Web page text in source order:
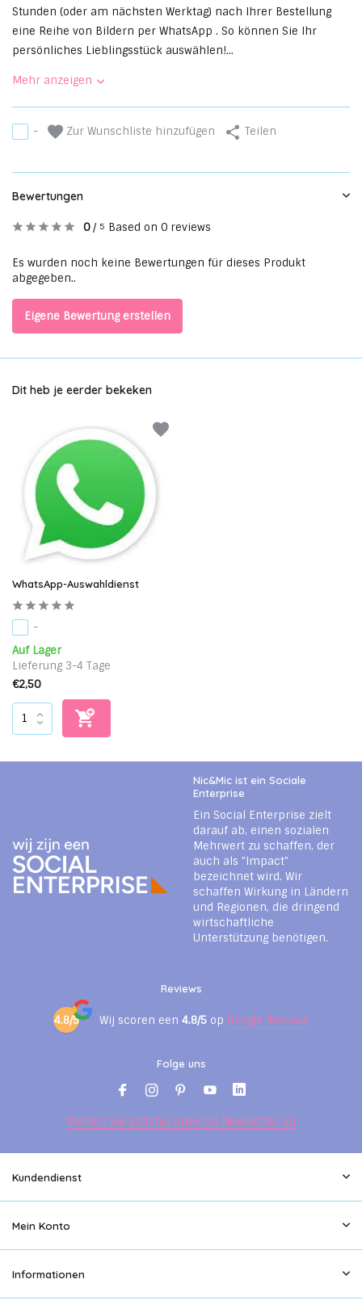
Stunden (oder am nächsten Werktag) nach Ihrer Bestellung
eine Reihe von Bildern per WhatsApp . So können Sie Ihr
persönliches Lieblingsstück auswählen!...
Mehr anzeigen
- Zur Wunschliste hinzufügen Teilen
Bewertungen
0/ 5 Based on 0 reviews
Es wurden noch keine Bewertungen für dieses Produkt
abgegeben..
Eigene Bewertung erstellen
Dit heb je eerder bekeken
WhatsApp-Auswahldienst
-
Auf Lager
Lieferung 3-4 Tage
€2,50
Nic&Mic ist ein Sociale
Enterprise
Ein Social Enterprise zielt
darauf ab, einen sozialen
Mehrwert zu schaffen, der
auch als "Impact"
bezeichnet wird. Wir
schaffen Wirkung in Ländern
und Regionen, die dringend
wirtschaftliche
Unterstützung benötigen.
Reviews
4.8/5 Wij scoren een 4.8/5 op Google Reviews
Folge uns
Melden Sie sich für unseren Newsletter an
Kundendienst
Mein Konto
Informationen